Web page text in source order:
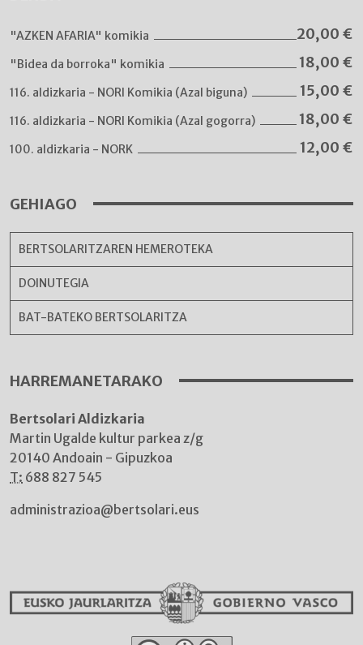
"AZKEN AFARIA" komikia 20,00 €
"Bidea da borroka" komikia 18,00 €
116. aldizkaria - NORI Komikia (Azal biguna) 15,00 €
116. aldizkaria - NORI Komikia (Azal gogorra) 18,00 €
100. aldizkaria - NORK 12,00 €
GEHIAGO
BERTSOLARITZAREN HEMEROTEKA
DOINUTEGIA
BAT-BATEKO BERTSOLARITZA
HARREMANETARAKO
Bertsolari Aldizkaria
Martin Ugalde kultur parkea z/g
20140 Andoain - Gipuzkoa
T: 688 827 545
administrazioa@bertsolari.eus